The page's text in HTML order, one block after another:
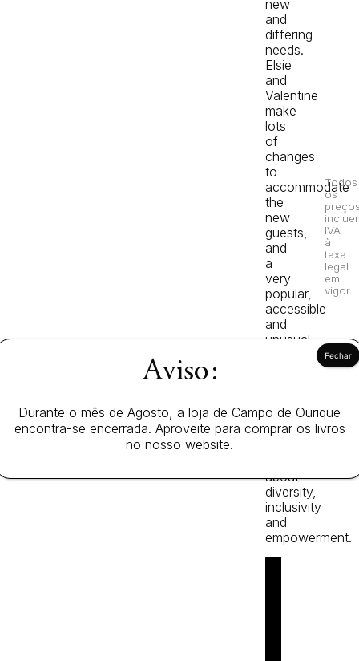
new
and
differing
needs.
Elsie
and
Valentine
make
lots
of
changes
to
accommodate
the
new
guests,
and
a
very
popular,
accessible
and
unusual
beautiful
debut
about
diversity,
inclusivity
and
empowerment.
Todos
os
IVA
à
taxa
legal
em
vigor.
Aviso:
Durante o mês de Agosto, a loja de Campo de Ourique
encontra-se encerrada. Aproveite para comprar os livros
no nosso website.